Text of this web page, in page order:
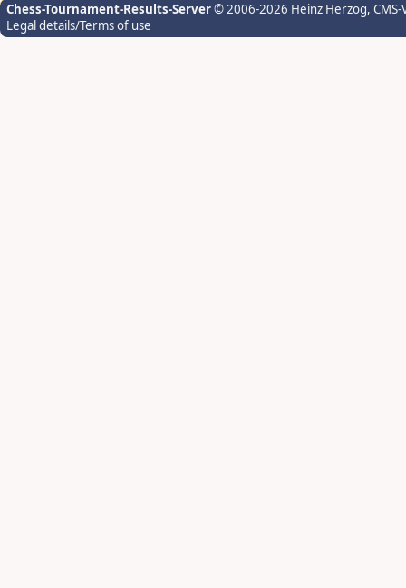
Chess-Tournament-Results-Server© 2006-2026 Heinz Herzog,
Legal details/Terms of use